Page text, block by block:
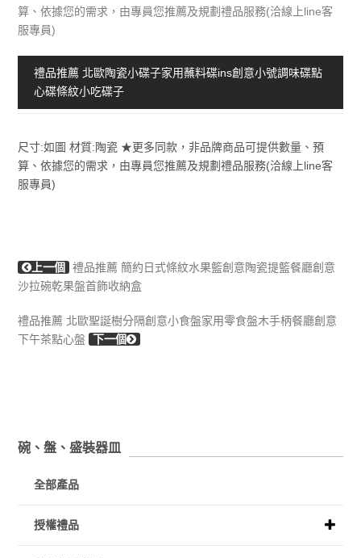
算、依據您的需求，由專員您推薦及規劃禮品服務(洽線上line客
服專員)
禮品推薦 北歐陶瓷小碟子家用蘸料碟ins創意小號調味碟點
心碟條紋小吃碟子
尺寸:如圖 材質:陶瓷 ★更多同款，非品牌商品可提供數量、預
算、依據您的需求，由專員您推薦及規劃禮品服務(洽線上line客
服專員)
上一個
禮品推薦 簡約日式條紋水果籃創意陶瓷提籃餐廳創意
沙拉碗乾果盤首飾收納盒
禮品推薦 北歐聖誕樹分隔創意小食盤家用零食盤木手柄餐廳創意
下午茶點心盤 下一個
碗、盤、盛裝器皿
全部產品
授權禮品